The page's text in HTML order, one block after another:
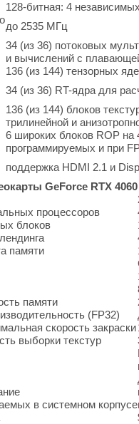
128-битная: 4
до 2535 МГц
34 (из 36) потоковых
и вычислений с
136 (из 144) тензорных
34 (из 36) RT-ядра для
136 (из 144) блоков
трилинейной и
6 широких блоков ROP на
программируемых и при
поддержка HDMI 2.1 и
GeForce RTX 4060
процессоров
блоков
памяти
памяти
(FP32)
скорость закраски
выборки текстур
в системном корпусе